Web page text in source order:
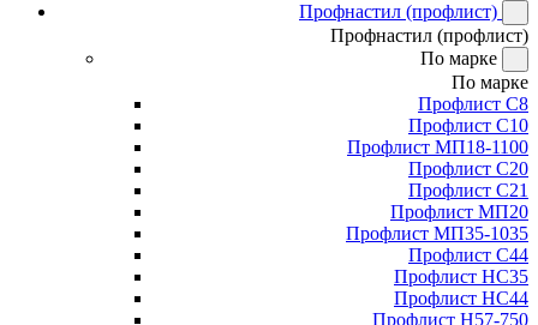
Профнастил (профлист)
Профнастил (профлист)
По марке
По марке
Профлист С8
Профлист С10
Профлист МП18-1100
Профлист С20
Профлист С21
Профлист МП20
Профлист МП35-1035
Профлист С44
Профлист НС35
Профлист НС44
Профлист Н57-750